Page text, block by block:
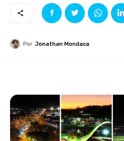
Por Jonathan Mondaca